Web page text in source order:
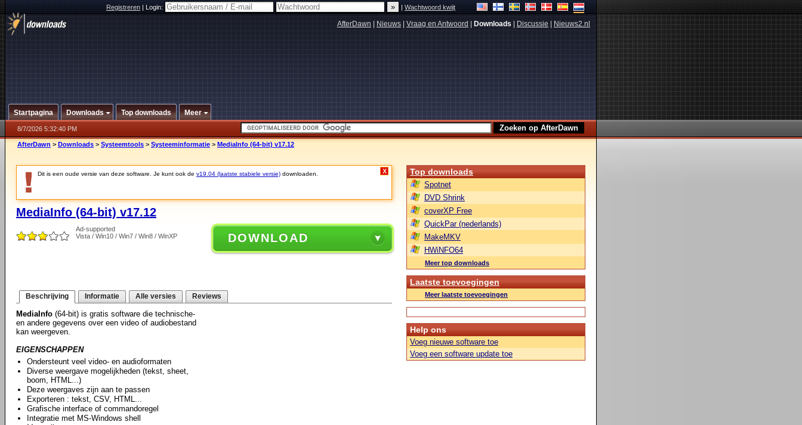
Registreren|Login: |Wachtwoord kwijt
AfterDawn Nieuws Vraag en Antwoord Downloads Discussie Nieuws2.nl
Startpagina Downloads Top downloads Meer
8/7/2026 5:32:40 PM
AfterDawn > Downloads > Systeemtools > Systeeminformatie > MediaInfo (64-bit) v17.12
Dit is een oude versie van deze software. Je kunt ook de v19.04 (laatste stabiele versie) downloaden. X
MediaInfo (64-bit) v17.12
Ad-supported
Vista / Win10 / Win7 / Win8 / WinXP
DOWNLOAD
Beschrijving Informatie Alle versies Reviews
MediaInfo (64-bit) is gratis software die technische-
en andere gegevens over een video of audiobestand
kan weergeven.
EIGENSCHAPPEN
Ondersteunt veel video- en audioformaten
Diverse weergave mogelijkheden (tekst, sheet,
boom, HTML...)
Deze weergaves zijn aan te passen
Exporteren : tekst, CSV, HTML...
Grafische interface of commandoregel
Integratie met MS-Windows shell
Top downloads
Spotnet
DVD Shrink
coverXP Free
QuickPar (nederlands)
MakeMKV
HWiNFO64
Meer top downloads
Laatste toevoegingen
Meer laatste toevoegingen
Help ons
Voeg nieuwe software toe
Voeg een software update toe